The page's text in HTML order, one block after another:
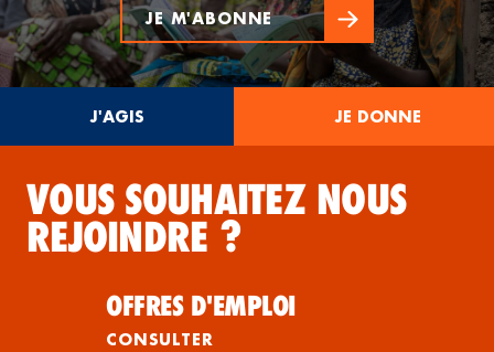
JE M'ABONNE
J'AGIS JE DONNE
VOUS SOUHAITEZ NOUS
REJOINDRE ?
OFFRES D'EMPLOI
CONSULTER